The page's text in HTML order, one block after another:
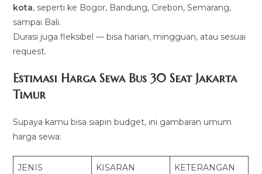
kota, seperti ke Bogor, Bandung, Cirebon, Semarang,
sampai Bali.
Durasi juga fleksibel — bisa harian, mingguan, atau sesuai
request.
Estimasi Harga Sewa Bus 30 Seat Jakarta
Timur
Supaya kamu bisa siapin budget, ini gambaran umum
harga sewa:
JENIS
KISARAN
KETERANGAN